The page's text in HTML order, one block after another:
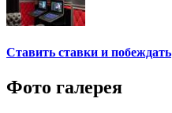
Ставить ставки и побеждать
Фото галерея